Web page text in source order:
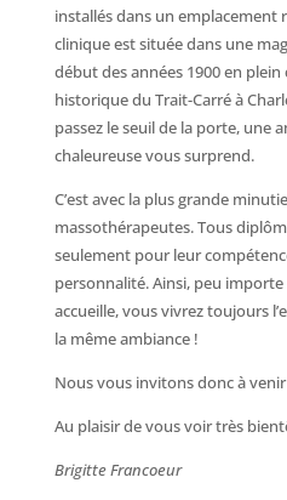
installés dans un emplacement
clinique est située dans une
début des années 1900 en
historique du Trait-Carré à
passez le seuil de la porte, une
chaleureuse vous surprend.
C’est avec la plus grande
massothérapeutes. Tous
seulement pour leur
personnalité. Ainsi, peu
accueille, vous vivrez toujours
la même ambiance !
Nous vous invitons donc à
Au plaisir de vous voir très
Brigitte Francoeur